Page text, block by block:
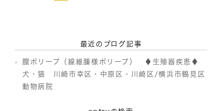
最近のブログ記事
膣ポリープ（線維腫様ポリープ） ♦生殖器疾患♦
犬・猫 川崎市幸区・中原区・川崎区/横浜市鶴見区
動物病院